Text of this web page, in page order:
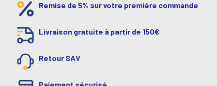
Remise de 5% sur votre première commande
Livraison gratuite à partir de 150€
Retour SAV